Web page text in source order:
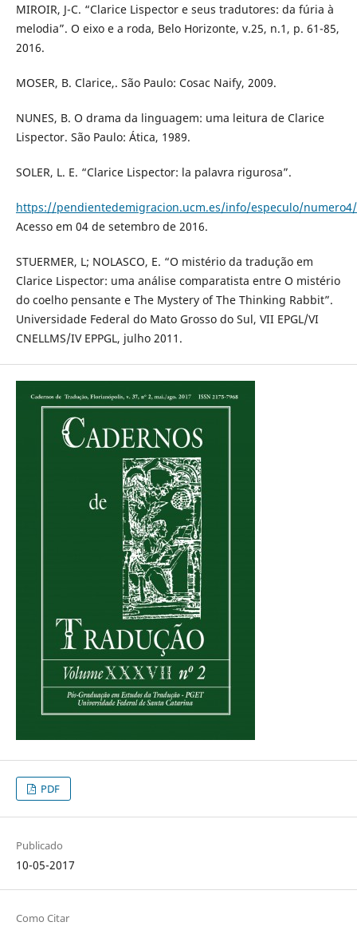
MIROIR, J-C. “Clarice Lispector e seus tradutores: da fúria à
melodia”. O eixo e a roda, Belo Horizonte, v.25, n.1, p. 61-85,
2016.
MOSER, B. Clarice,. São Paulo: Cosac Naify, 2009.
NUNES, B. O drama da linguagem: uma leitura de Clarice
Lispector. São Paulo: Ática, 1989.
SOLER, L. E. “Clarice Lispector: la palavra rigurosa”.
https://pendientedemigracion.ucm.es/info/especulo/
Acesso em 04 de setembro de 2016.
STUERMER, L; NOLASCO, E. “O mistério da tradução em
Clarice Lispector: uma análise comparatista entre O mistério
do coelho pensante e The Mystery of The Thinking Rabbit”.
Universidade Federal do Mato Grosso do Sul, VII EPGL/VI
CNELLMS/IV EPPGL, julho 2011.
PDF
Publicado
10-05-2017
Como Citar